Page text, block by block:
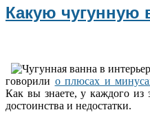
Какую чугунную
говорили о плюсах и
Как вы знаете, у каждого из
достоинства и недостатки.